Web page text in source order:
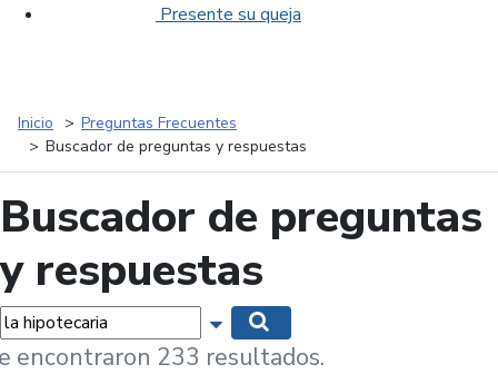
Presente su queja
Inicio
Preguntas Frecuentes
Buscador de preguntas y respuestas
Buscador de preguntas
y respuestas
Mostrar opciones de búsqueda
encontraron 233 resultados.